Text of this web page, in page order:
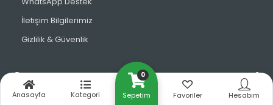
0
Sepetim
Anasayfa Kategori Favoriler Hesabım
İletişim Bilgilerimiz
Gizlilik & Güvenlik
Bize Ulaşın